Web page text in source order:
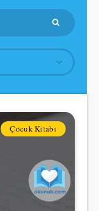
Çocuk Kitabı